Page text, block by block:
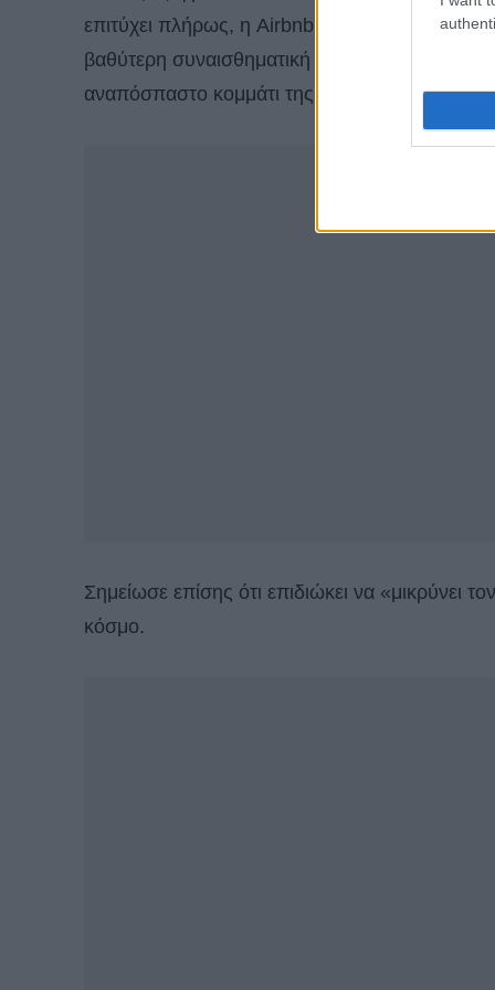
επιτύχει πλήρως, η Airbnb θα αποτελεί μια
βαθύτερη συναισθηματική σύνδεση. «Υπάρχουν
αναπόσπαστο κομμάτι της καθημερινότητας
Σημείωσε επίσης ότι επιδιώκει να «μικρύνει
κόσμο.